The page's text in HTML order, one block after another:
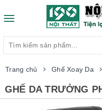
Toggle
Trang chủ Ghế Xoay Da
GHẾ DA TRƯỞNG